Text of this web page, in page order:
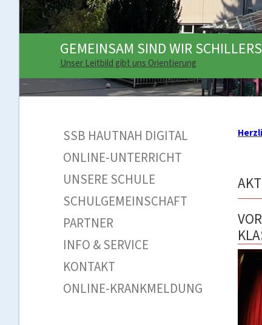
GEMEINSAM SIND WIR
Unser Leitbild gibt uns Orientierung
SSB HAUTNAH DIGITAL
ONLINE-UNTERRICHT
UNSERE SCHULE
SCHULGEMEINSCHAFT
PARTNER
INFO & SERVICE
KONTAKT
ONLINE-KRANKMELDUNG